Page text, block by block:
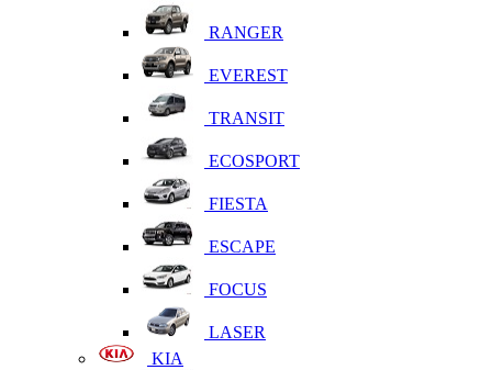
RANGER
EVEREST
TRANSIT
ECOSPORT
FIESTA
ESCAPE
FOCUS
LASER
KIA